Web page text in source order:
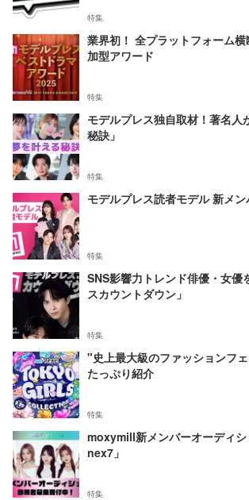
特集
業界初！ 全プラットフォーム
加型アワード
特集
モデルプレス独自取材！著名人
秘訣」
特集
モデルプレス読者モデル 新メン
特集
SNS影響力トレンド俳優・女優
スカウントダウン」
特集
"史上最大級のファッションフ
たっぷり紹介
特集
moxymill新メンバーオーディ
nex7」
特集